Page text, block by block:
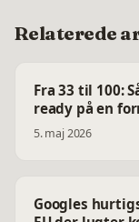
Relaterede
Fra 33 til 100:
ready på en
5. maj 2026
Googles